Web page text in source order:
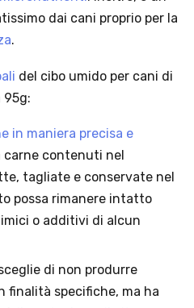
dai cani proprio per la
.
del cibo umido per cani di
95g:
in maniera precisa e
carne contenuti nel
tagliate e conservate nel
possa rimanere intatto
o additivi di alcun
di non produrre
finalità specifiche, ma ha
InPost, fino al 16